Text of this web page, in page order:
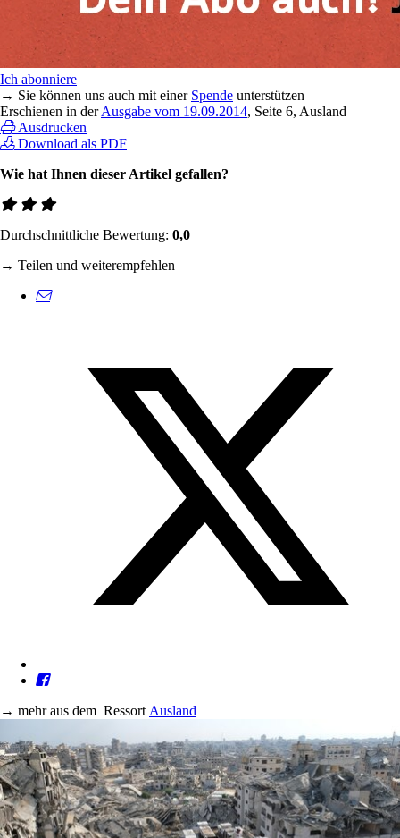
Ich abonniere
→ Sie können uns auch mit einer Spende unterstützen
Erschienen in derAusgabe vom 19.09.2014, Seite 6, Ausland
Ausdrucken
Download als PDF
Wie hat Ihnen dieser Artikel gefallen?
Durchschnittliche Bewertung: 0,0
→ Teilen und weiterempfehlen
→ mehr aus dem Ressort Ausland